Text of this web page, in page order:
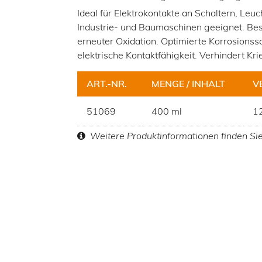
Ideal für Elektrokontakte an Schaltern,
Industrie- und Baumaschinen geeignet.
erneuter Oxidation. Optimierte
elektrische Kontaktfähigkeit. Verhindert
ART.-NR. MENGE / INHALT
51069 400 ml
Weitere Produktinformationen finden